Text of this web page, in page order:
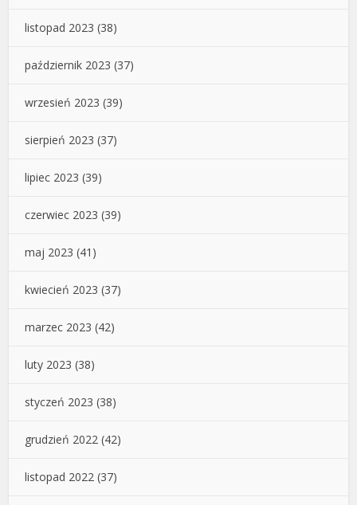
listopad 2023 (38)
październik 2023 (37)
wrzesień 2023 (39)
sierpień 2023 (37)
lipiec 2023 (39)
czerwiec 2023 (39)
maj 2023 (41)
kwiecień 2023 (37)
marzec 2023 (42)
luty 2023 (38)
styczeń 2023 (38)
grudzień 2022 (42)
listopad 2022 (37)